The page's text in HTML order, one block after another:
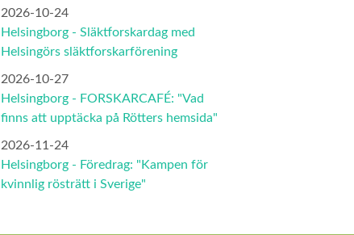
2026-10-24
Helsingborg - Släktforskardag med
Helsingörs släktforskarförening
2026-10-27
Helsingborg - FORSKARCAFÉ: "Vad
finns att upptäcka på Rötters hemsida"
2026-11-24
Helsingborg - Föredrag: "Kampen för
kvinnlig rösträtt i Sverige"